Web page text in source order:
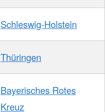
Schleswig-Holstein
Thüringen
Bayerisches Rotes
Kreuz